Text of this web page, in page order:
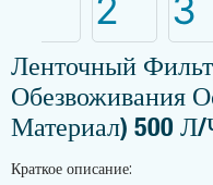
Ленточный
Обезвоживания
Материал) 500 Л/
Краткое описание: